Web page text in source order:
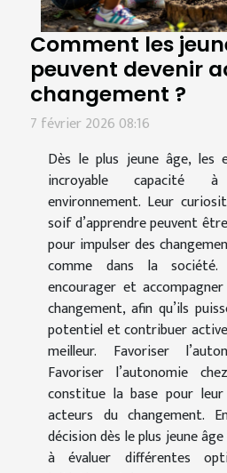
Comment les
peuvent devenir
changement ?
7 février 2026 08:16
Dès le plus jeune âge, les
incroyable capacité
environnement. Leur
soif d’apprendre peuvent
pour impulser des
comme dans la société.
encourager et
changement, afin qu’ils
potentiel et contribuer
meilleur. Favoriser
Favoriser l’autonomie
constitue la base pour
acteurs du changement.
décision dès le plus jeune
à évaluer différentes